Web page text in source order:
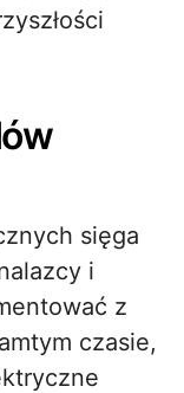
sięga
i
z
czasie,